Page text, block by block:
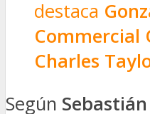
destaca
Commercial
Charles
Según